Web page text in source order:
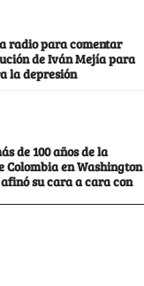
radio para comentar
de Iván Mejía para
la depresión
de 100 años de la
Colombia en Washington
su cara a cara con